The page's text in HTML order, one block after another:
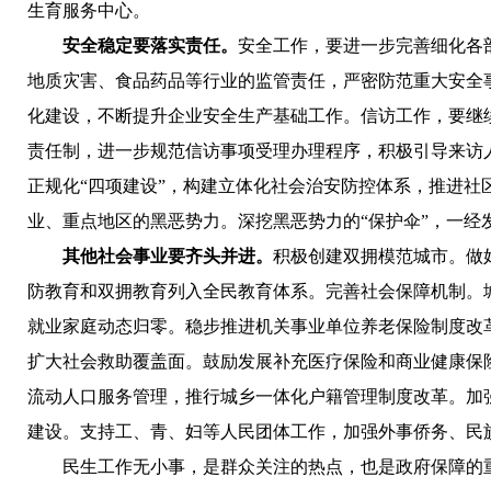
生育服务中心。
安全稳定要落实责任。 安全工作， 要进一步完善细化各
地质灾害、食品药品等行业的监管责任，严密防范重大安
化建设，不断提升企业安全生产基础工作。 信访工作， 要继
责任制，进一步规范信访事项受理办理程序，积极引导来
正规化“四项建设”，构建立体化社会治安防控体系，推进
业、重点地区的黑恶势力。深挖黑恶势力的“保护伞”，一
其他社会事业要齐头并进。 积极创建双拥模范城市。 做
防教育和双拥教育列入全民教育体系。 完善社会保障机制。
就业家庭动态归零。稳步推进机关事业单位养老保险制度
扩大社会救助覆盖面。鼓励发展补充医疗保险和商业健康
流动人口服务管理，推行城乡一体化户籍管理制度改革。
建设。支持工、青、妇等人民团体工作，加强外事侨务、
民生工作无小事， 是群众关注的热点，也是政府保障的